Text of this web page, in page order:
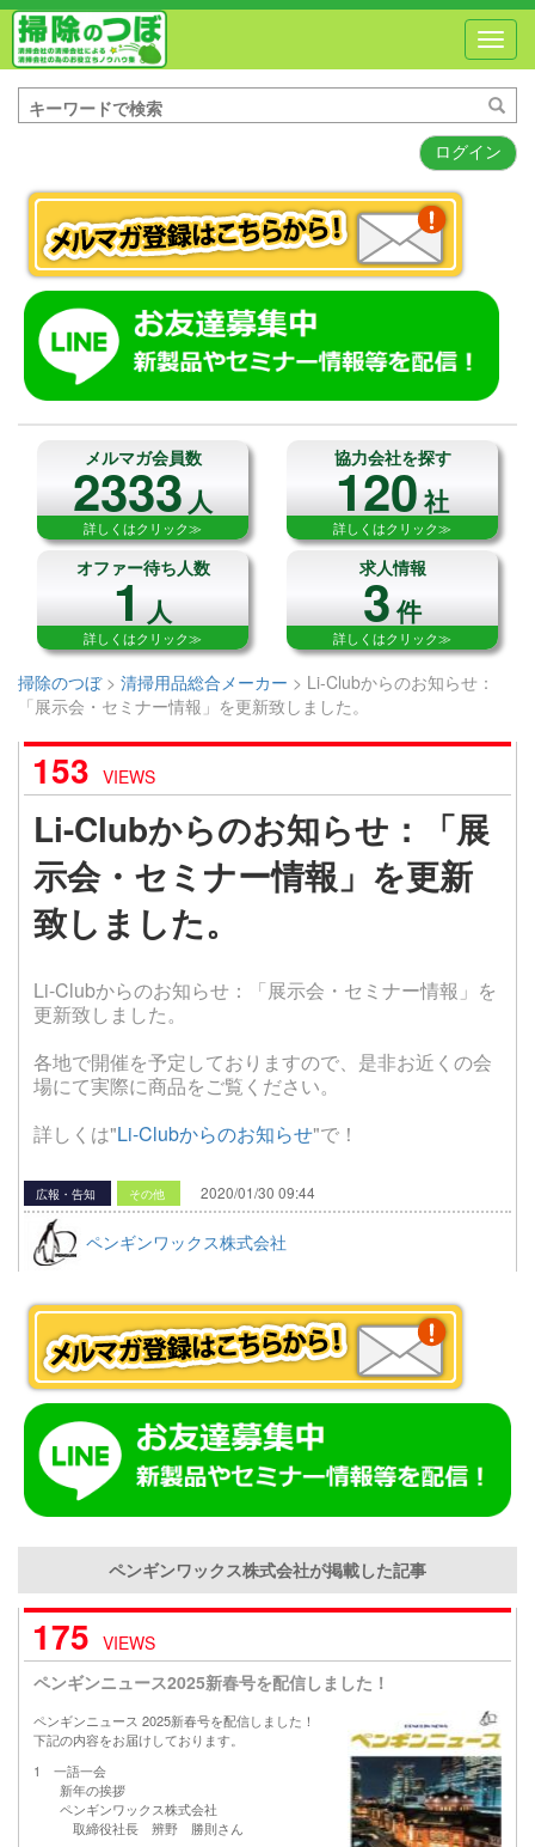
ログイン
メルマガ会員数
2333人
詳しくはクリック≫
協力会社を探す
120社
詳しくはクリック≫
オファー待ち人数
1人
詳しくはクリック≫
求人情報
3件
詳しくはクリック≫
掃除のつぼ> 清掃用品総合メーカー > Li-Clubからのお知らせ：
「展示会・セミナー情報」を更新致しました。
153 VIEWS
Li-Clubからのお知らせ：「展
示会・セミナー情報」を更新
致しました。
Li-Clubからのお知らせ：「展示会・セミナー情報」を
更新致しました。
各地で開催を予定しておりますので、是非お近くの会
場にて実際に商品をご覧ください。
詳しくは"Li-Clubからのお知らせ"で！
広報・告知 その他 2020/01/30 09:44
ペンギンワックス株式会社
ペンギンワックス株式会社が掲載した記事
175 VIEWS
ペンギンニュース2025新春号を配信しました！
ペンギンニュース 2025新春号を配信しました！
下記の内容をお届けしております。
1 一語一会
新年の挨拶
ペンギンワックス株式会社
取締役社長 辨野 勝則さん